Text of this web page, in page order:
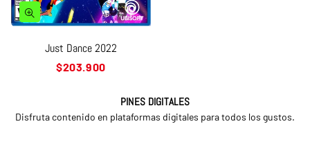
Just Dance 2022
Precio
$203.900
PINES DIGITALES
Disfruta contenido en plataformas digitales para todos los gustos.